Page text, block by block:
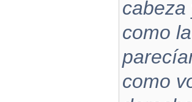
cabeza
como
como